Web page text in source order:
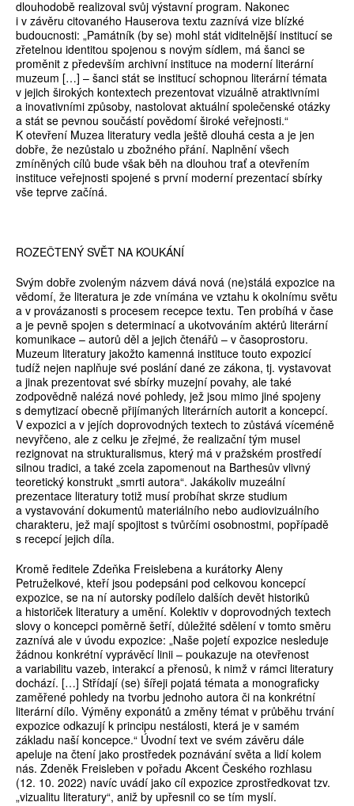
dlouhodobě realizoval svůj výstavní program. Nakonec
i v závěru citovaného Hauserova textu zaznívá vize blízké
budoucnosti: „Památník (by se) mohl stát viditelnější institucí se
zřetelnou identitou spojenou s novým sídlem, má šanci se
proměnit z především archivní instituce na moderní literární
muzeum […] – šanci stát se institucí schopnou literární témata
v jejich širokých kontextech prezentovat vizuálně atraktivními
a inovativními způsoby, nastolovat aktuální společenské otázky
a stát se pevnou součástí povědomí široké veřejnosti.“
K otevření Muzea literatury vedla ještě dlouhá cesta a je jen
dobře, že nezůstalo u zbožného přání. Naplnění všech
zmíněných cílů bude však běh na dlouhou trať a otevřením
instituce veřejnosti spojené s první moderní prezentací sbírky
vše teprve začíná.
ROZEČTENÝ SVĚT NA KOUKÁNÍ
Svým dobře zvoleným názvem dává nová (ne)stálá expozice na
vědomí, že literatura je zde vnímána ve vztahu k okolnímu světu
a v provázanosti s procesem recepce textu. Ten probíhá v čase
a je pevně spojen s determinací a ukotvováním aktérů literární
komunikace – autorů děl a jejich čtenářů – v časoprostoru.
Muzeum literatury jakožto kamenná instituce touto expozicí
tudíž nejen naplňuje své poslání dané ze zákona, tj. vystavovat
a jinak prezentovat své sbírky muzejní povahy, ale také
zodpovědně nalézá nové pohledy, jež jsou mimo jiné spojeny
s demytizací obecně přijímaných literárních autorit a koncepcí.
V expozici a v jejích doprovodných textech to zůstává víceméně
nevyřčeno, ale z celku je zřejmé, že realizační tým musel
rezignovat na strukturalismus, který má v pražském prostředí
silnou tradici, a také zcela zapomenout na Barthesův vlivný
teoretický konstrukt „smrti autora“. Jakákoliv muzeální
prezentace literatury totiž musí probíhat skrze studium
a vystavování dokumentů materiálního nebo audiovizuálního
charakteru, jež mají spojitost s tvůrčími osobnostmi, popřípadě
s recepcí jejich díla.
Kromě ředitele Zdeňka Freislebena a kurátorky Aleny
Petruželkové, kteří jsou podepsáni pod celkovou koncepcí
expozice, se na ní autorsky podílelo dalších devět historiků
a historiček literatury a umění. Kolektiv v doprovodných textech
slovy o koncepci poměrně šetří, důležité sdělení v tomto směru
zaznívá ale v úvodu expozice: „Naše pojetí expozice nesleduje
žádnou konkrétní vyprávěcí linii – poukazuje na otevřenost
a variabilitu vazeb, interakcí a přenosů, k nimž v rámci literatury
dochází. […] Střídají (se) šířeji pojatá témata a monograficky
zaměřené pohledy na tvorbu jednoho autora či na konkrétní
literární dílo. Výměny exponátů a změny témat v průběhu trvání
expozice odkazují k principu nestálosti, která je v samém
základu naší koncepce.“ Úvodní text ve svém závěru dále
apeluje na čtení jako prostředek poznávání světa a lidí kolem
nás. Zdeněk Freis­leben v pořadu Akcent Českého rozhlasu
(12. 10. 2022) navíc uvádí jako cíl expozice zprostředkovat tzv.
„vizualitu literatury“, aniž by upřesnil co se tím myslí.